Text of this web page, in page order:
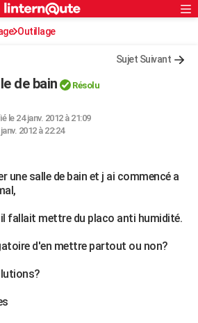
S'inscrire
Connexion
Outillage
Sujet Suivant
de bain Résolu
le 24 janv. 2012 à 21:09
2012 à 22:24
une salle de bain et j ai commencé a
fallait mettre du placo anti humidité.
d'en mettre partout ou non?